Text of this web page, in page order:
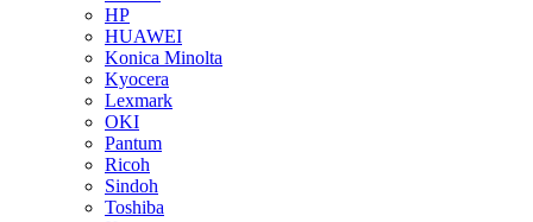
HP
HUAWEI
Konica Minolta
Kyocera
Lexmark
OKI
Pantum
Ricoh
Sindoh
Toshiba